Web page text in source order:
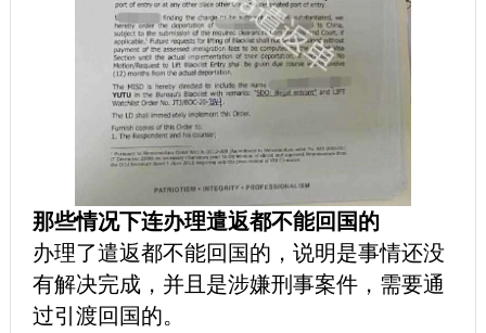
那些情况下连办理遣返都不能回国的
办理了遣返都不能回国的，说明是事情还没
有解决完成，并且是涉嫌刑事案件，需要通
过引渡回国的。